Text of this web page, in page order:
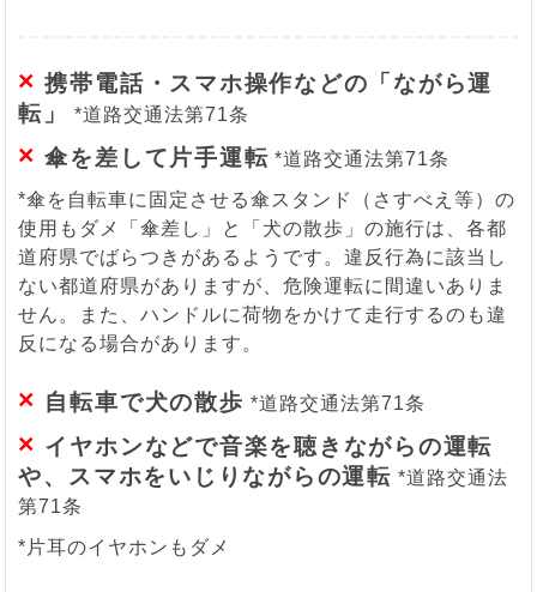
× 携帯電話・スマホ操作などの「ながら運
転」
*道路交通法第71条
× 傘を差して片手運転 *道路交通法第71条
*傘を自転車に固定させる傘スタンド（さすべえ等）の
使用もダメ「傘差し」と「犬の散歩」の施行は、各都
道府県でばらつきがあるようです。違反行為に該当し
ない都道府県がありますが、危険運転に間違いありま
せん。また、ハンドルに荷物をかけて走行するのも違
反になる場合があります。
× 自転車で犬の散歩 *道路交通法第71条
× イヤホンなどで音楽を聴きながらの運転
や、スマホをいじりながらの運転 *道路交通法
第71条
*片耳のイヤホンもダメ